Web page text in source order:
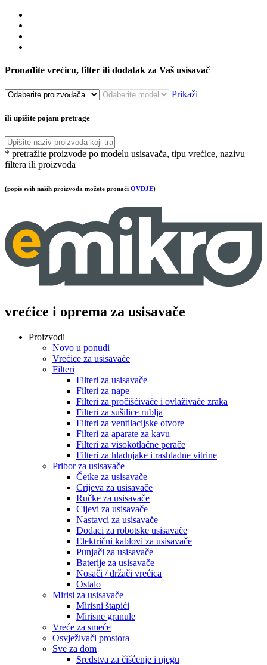
Pronađite vrećicu, filter ili dodatak za Vaš usisavač
Prikaži
ili upišite pojam pretrage
* pretražite proizvode po modelu usisavača, tipu vrećice, nazivu
filtera ili proizvoda
(popis svih naših proizvoda možete pronaći OVDJE)
vrećice i oprema za usisavače
Proizvodi
Novo u ponudi
Vrećice za usisavače
Filteri
Filteri za usisavače
Filteri za nape
Filteri za pročišćivače i ovlaživače zraka
Filteri za sušilice rublja
Filteri za ventilacijske otvore
Filteri za aparate za kavu
Filteri za visokotlačne perače
Filteri za hladnjake i rashladne vitrine
Pribor za usisavače
Četke za usisavače
Crijeva za usisavače
Ručke za usisavače
Cijevi za usisavače
Nastavci za usisavače
Dodaci za robotske usisavače
Električni kablovi za usisavače
Punjači za usisavače
Baterije za usisavače
Nosači / držači vrećica
Ostalo
Mirisi za usisavače
Mirisni štapići
Mirisne granule
Vreće za smeće
Osvježivači prostora
Sve za dom
Sredstva za čišćenje i njegu